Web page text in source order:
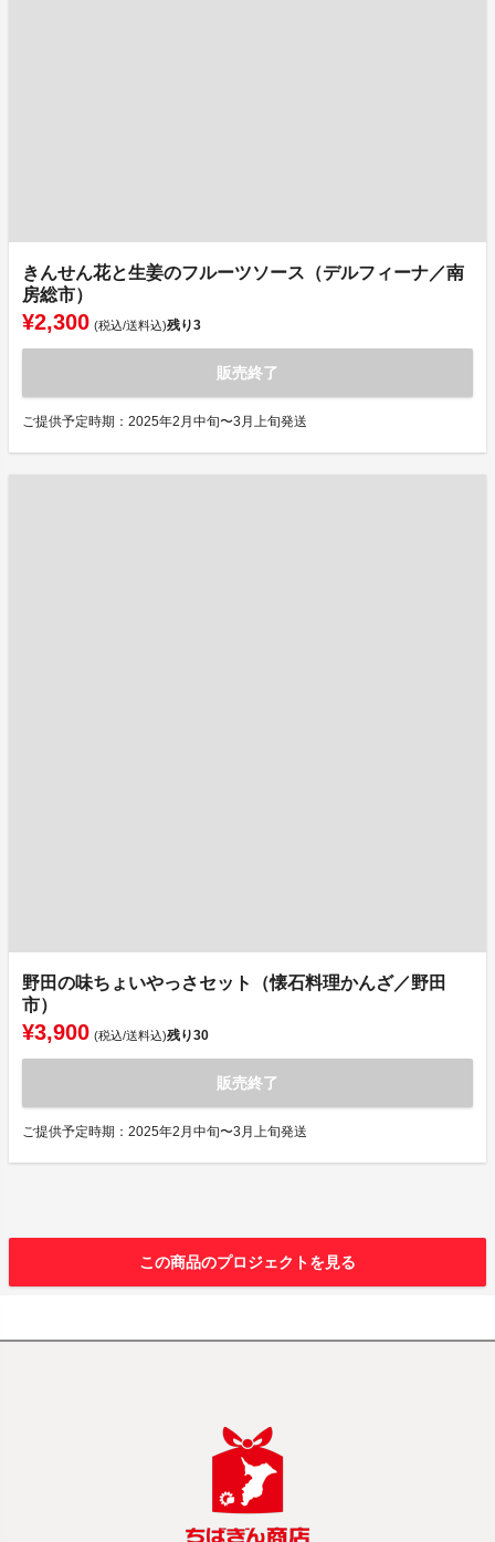
きんせん花と生姜のフルーツソース（デルフィーナ／南
房総市）
¥2,300 (税込/送料込)残り3
販売終了
ご提供予定時期：2025年2月中旬〜3月上旬発送
野田の味ちょいやっさセット（懐石料理かんざ／野田
市）
¥3,900 (税込/送料込)残り30
販売終了
ご提供予定時期：2025年2月中旬〜3月上旬発送
この商品のプロジェクトを見る